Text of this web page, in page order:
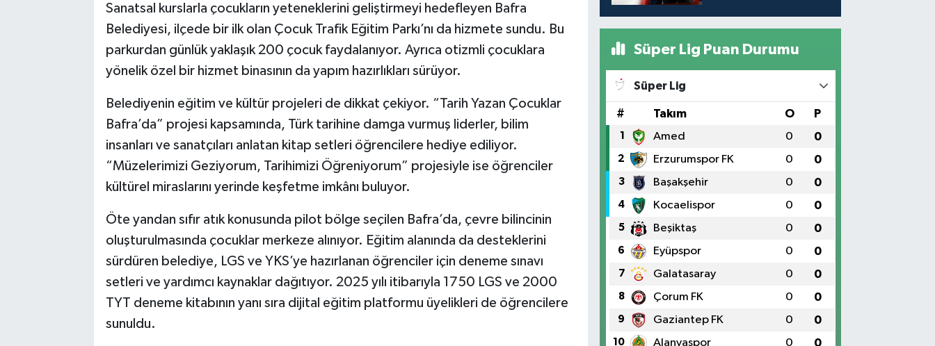
Sanatsal kurslarla çocukların yeteneklerini geliştirmeyi hedefleyen Bafra
Belediyesi, ilçede bir ilk olan Çocuk Trafik Eğitim Parkı’nı da hizmete sundu. Bu
parkurdan günlük yaklaşık 200 çocuk faydalanıyor. Ayrıca otizmli çocuklara
yönelik özel bir hizmet binasının da yapım hazırlıkları sürüyor.
Belediyenin eğitim ve kültür projeleri de dikkat çekiyor. “Tarih Yazan Çocuklar
Bafra’da” projesi kapsamında, Türk tarihine damga vurmuş liderler, bilim
insanları ve sanatçıları anlatan kitap setleri öğrencilere hediye ediliyor.
“Müzelerimizi Geziyorum, Tarihimizi Öğreniyorum” projesiyle ise öğrenciler
kültürel miraslarını yerinde keşfetme imkânı buluyor.
Öte yandan sıfır atık konusunda pilot bölge seçilen Bafra’da, çevre bilincinin
oluşturulmasında çocuklar merkeze alınıyor. Eğitim alanında da desteklerini
sürdüren belediye, LGS ve YKS’ye hazırlanan öğrenciler için deneme sınavı
setleri ve yardımcı kaynaklar dağıtıyor. 2025 yılı itibarıyla 1750 LGS ve 2000
TYT deneme kitabının yanı sıra dijital eğitim platformu üyelikleri de öğrencilere
sunuldu.
Süper Lig Puan Durumu
Süper Lig
# Takım O P
1 Amed 0 0
2 Erzurumspor FK 0 0
3 Başakşehir 0 0
4 Kocaelispor 0 0
5 Beşiktaş 0 0
6 Eyüpspor 0 0
7 Galatasaray 0 0
8 Çorum FK 0 0
9 Gaziantep FK 0 0
10 Alanyaspor 0 0